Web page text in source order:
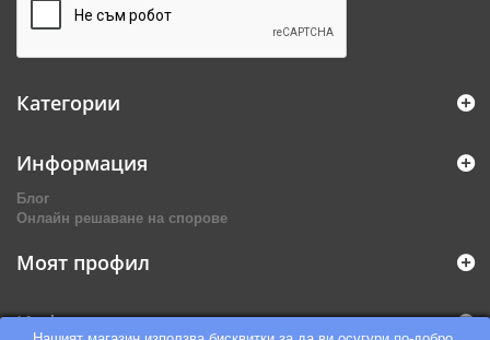
Категории
Информация
Блог
Онлайн решаване на спорове
Моят профил
Информация за магазина